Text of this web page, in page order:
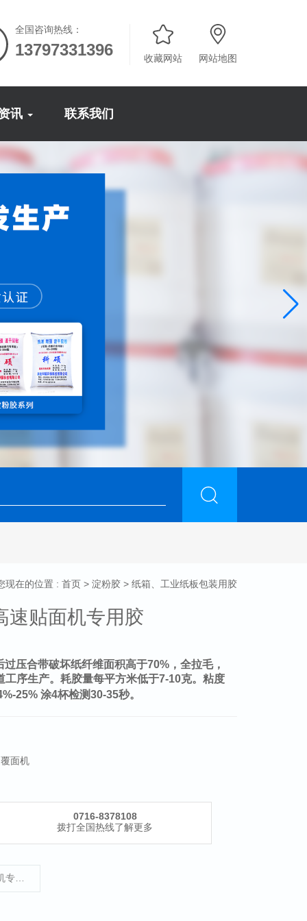
全国咨询热线：
13797331396 收藏网站 网站地图
讯 联系我们
现在的位置 : 首页 > 淀粉胶 > 纸箱、工业纸板包装用胶
速贴面机专用胶
压合带破坏纸纤维面积高于70%，全拉毛，
工序生产。耗胶量每平方米低于7-10克。粘度
25% 涂4杯检测30-35秒。
面机
0716-8378108
拨打全国热线了解更多